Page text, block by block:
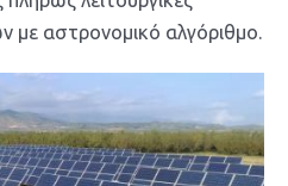
με αστρονομικό αλγόριθμο.